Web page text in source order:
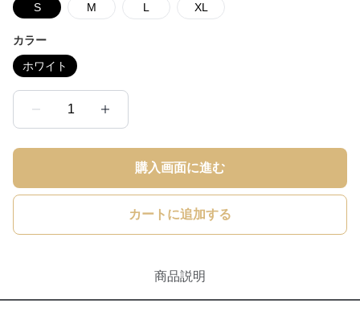
S M L XL
カラー
ホワイト
1
購入画面に進む
カートに追加する
商品説明